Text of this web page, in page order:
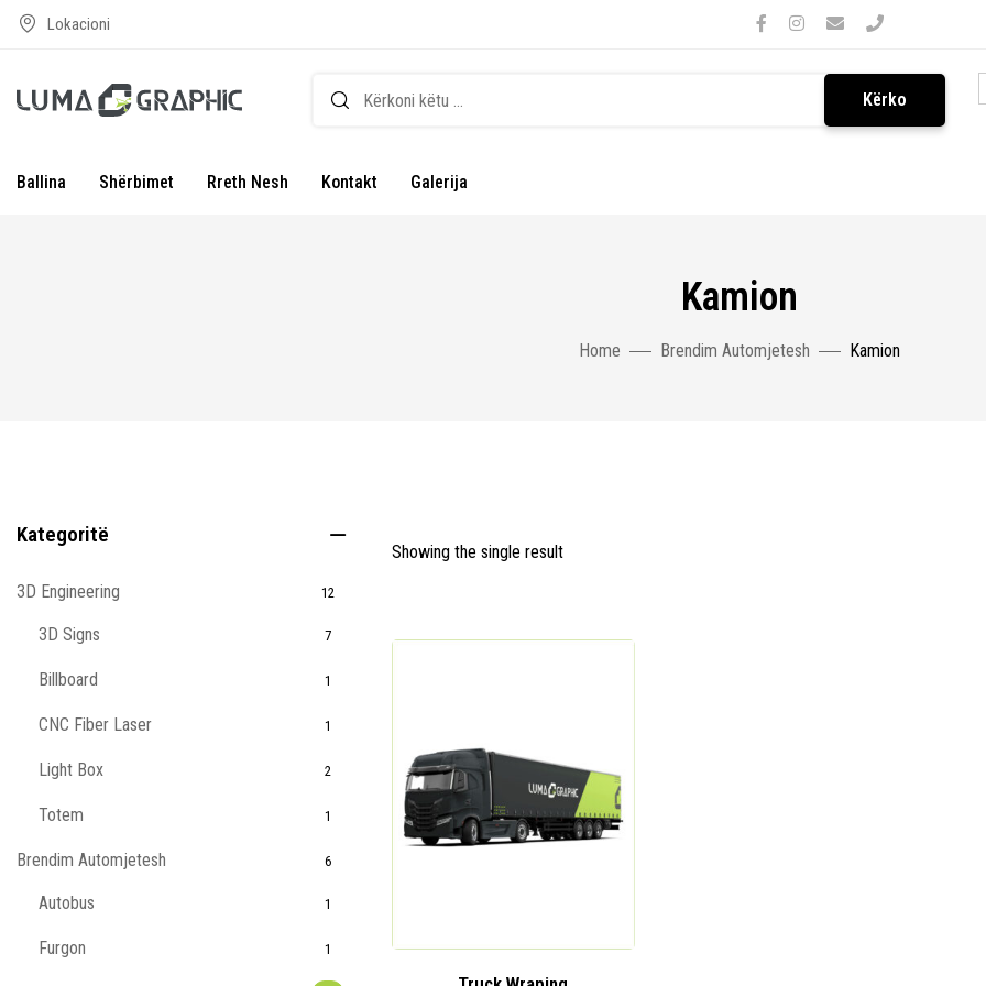
Lokacioni
Kërko
Ballina Shërbimet Rreth Nesh Kontakt Galerija
Kamion
Home Brendim Automjetesh Kamion
Showing the single result
Kategoritë
3D Engineering 12
3D Signs 7
Billboard 1
CNC Fiber Laser 1
Light Box 2
Totem 1
Brendim Automjetesh 6
Autobus 1
Furgon 1